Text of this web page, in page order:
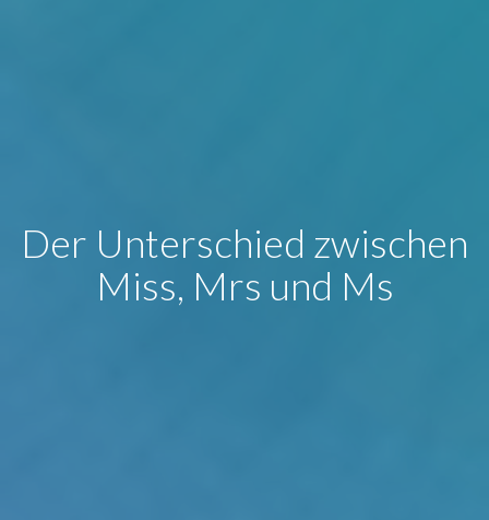
Der Unterschied zwischen
Miss, Mrs und Ms